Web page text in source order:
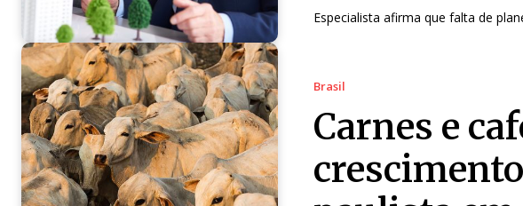
Especialista afirma que falta de
Brasil
Carnes e